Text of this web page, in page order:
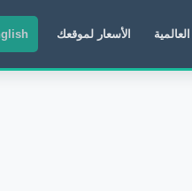
الأسعار لموقعك